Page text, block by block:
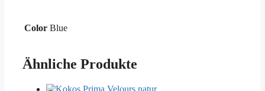
Color Blue
Ähnliche Produkte